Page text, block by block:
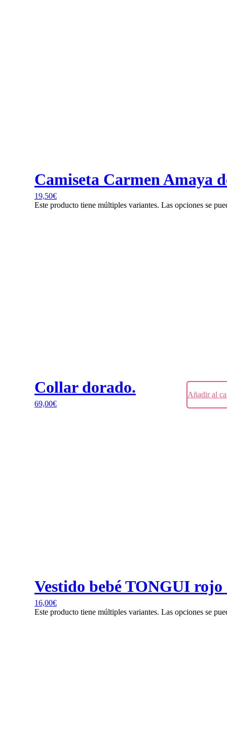
Camiseta Carmen Amaya
19,50€
Este producto tiene múltiples variantes. Las opciones se
Collar dorado.
69,00€
Añadir al
Vestido bebé TONGUI rojo
16,00€
Este producto tiene múltiples variantes. Las opciones se